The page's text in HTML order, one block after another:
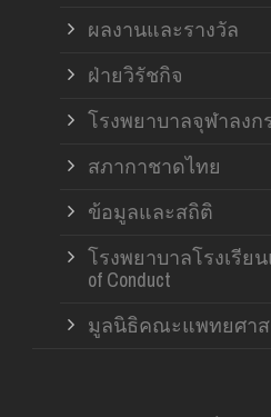
ผลงานและรางวัล
ฝ่ายวิรัชกิจ
โรงพยาบาลจุฬาลง
สภากาชาดไทย
ข้อมูลและสถิติ
โรงพยาบาลโรงเรีย
of Conduct
มูลนิธิคณะแพทยศา